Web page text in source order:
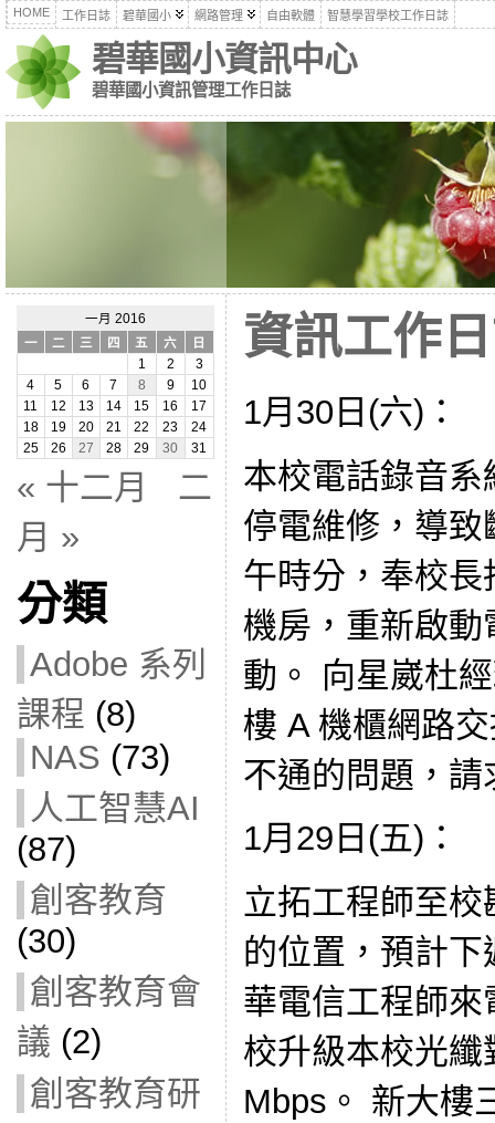
HOME 工作日誌 碧華國小 網路管理 自由軟體 智慧學習學校工作日誌
碧華國小資訊中心
碧華國小資訊管理工作日誌
一月 2016
一
二 三 四 五 六
日
1
2
3
4
5 6 7 8 9
10
11
12 13 14 15 16
17
18
19 20 21 22 23
24
25
26 27 28 29 30 31
« 十二月
二
月 »
分類
Adobe 系列
課程 (8)
NAS (73)
人工智慧AI
(87)
創客教育
(30)
創客教育會
議 (2)
創客教育研
資訊工作
1月30日(六)：
本校電話錄音
停電維修，導
午時分，奉校
機房，重新啟
動。 向星崴杜
樓 A 機櫃網路
不通的問題，
1月29日(五)：
立拓工程師至
的位置，預計
華電信工程師
校升級本校光
Mbps。 新大樓